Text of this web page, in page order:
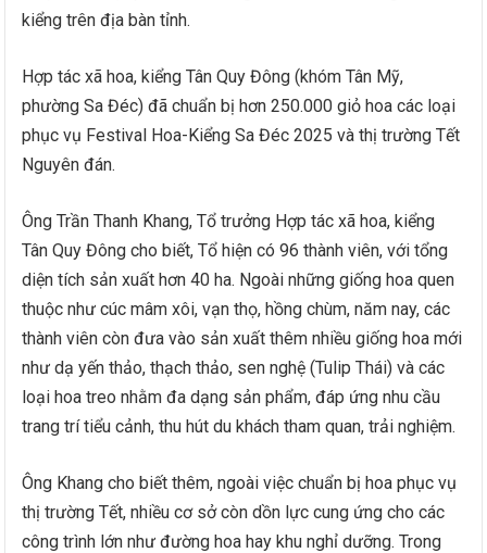
kiểng trên địa bàn tỉnh.
Hợp tác xã hoa, kiểng Tân Quy Đông (khóm Tân Mỹ,
phường Sa Đéc) đã chuẩn bị hơn 250.000 giỏ hoa các loại
phục vụ Festival Hoa-Kiểng Sa Đéc 2025 và thị trường Tết
Nguyên đán.
Ông Trần Thanh Khang, Tổ trưởng Hợp tác xã hoa, kiểng
Tân Quy Đông cho biết, Tổ hiện có 96 thành viên, với tổng
diện tích sản xuất hơn 40 ha. Ngoài những giống hoa quen
thuộc như cúc mâm xôi, vạn thọ, hồng chùm, năm nay, các
thành viên còn đưa vào sản xuất thêm nhiều giống hoa mới
như dạ yến thảo, thạch thảo, sen nghệ (Tulip Thái) và các
loại hoa treo nhằm đa dạng sản phẩm, đáp ứng nhu cầu
trang trí tiểu cảnh, thu hút du khách tham quan, trải nghiệm.
Ông Khang cho biết thêm, ngoài việc chuẩn bị hoa phục vụ
thị trường Tết, nhiều cơ sở còn dồn lực cung ứng cho các
công trình lớn như đường hoa hay khu nghỉ dưỡng. Trong